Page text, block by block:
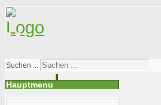
Suchen ...
Hauptmenu